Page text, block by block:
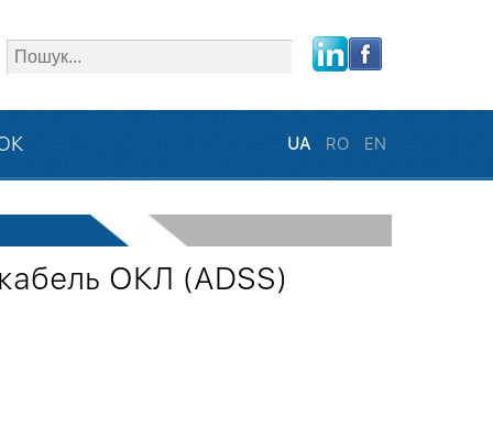
UA RO EN
ОКЛ (ADSS)
close